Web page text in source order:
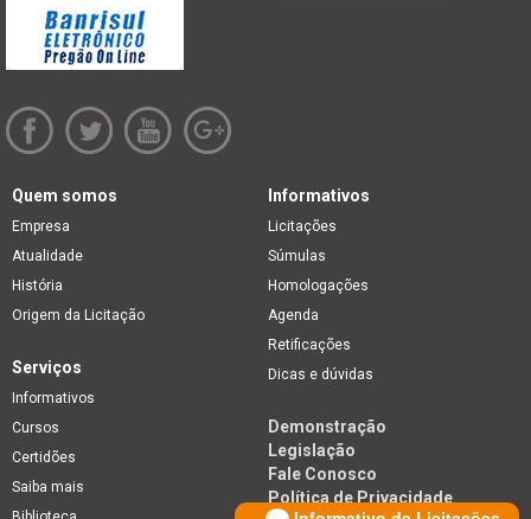
Quem somos
Empresa
Atualidade
História
Origem da Licitação
Informativos
Licitações
Súmulas
Homologações
Agenda
Retificações
Dicas e dúvidas
Serviços
Informativos
Cursos
Certidões
Saiba mais
Demonstração
Legislação
Fale Conosco
Política de Privacidade